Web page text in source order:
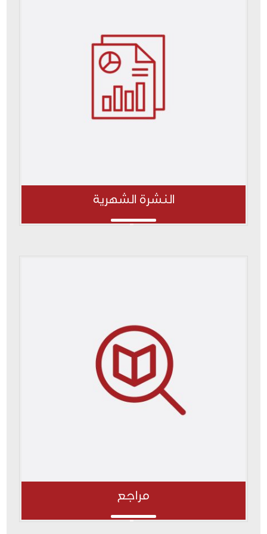
النشرة الشهرية
مراجع